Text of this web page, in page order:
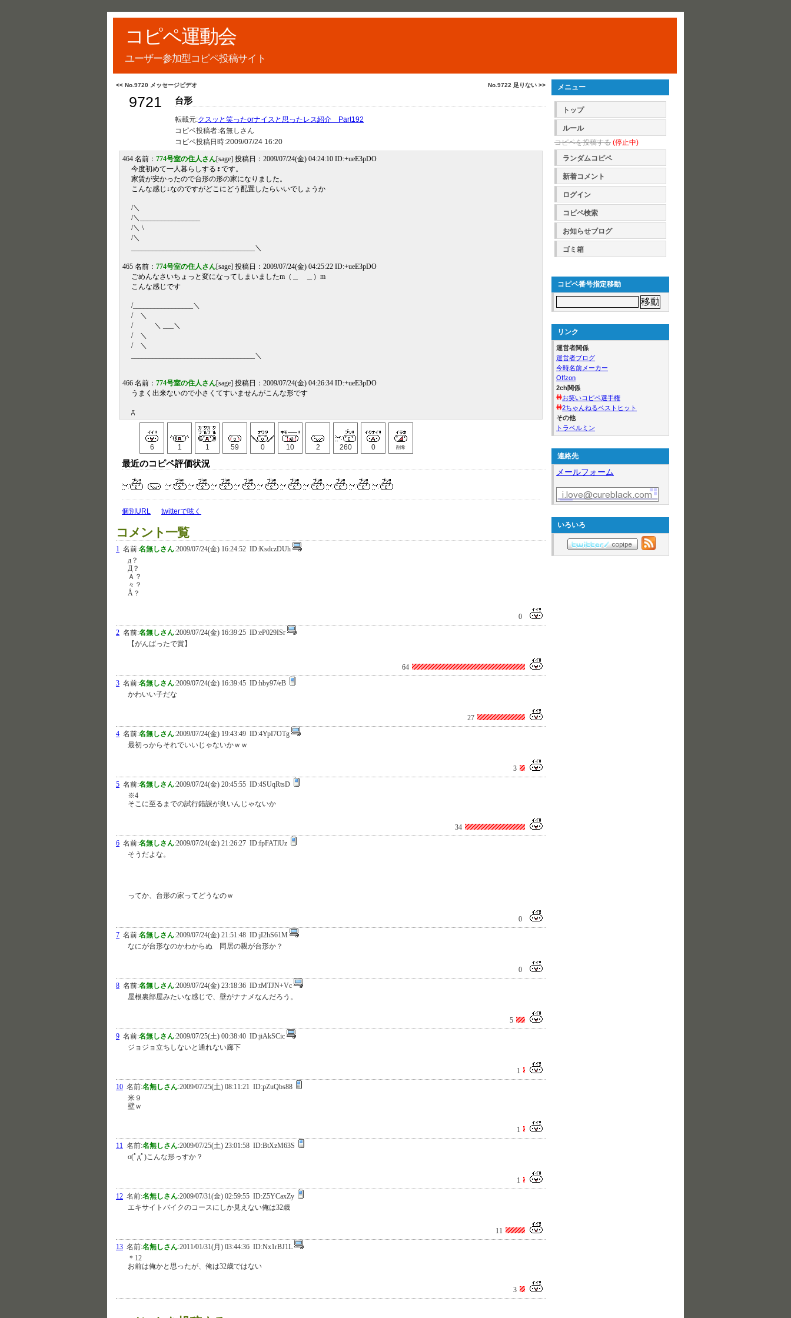
コピペ運動会
ユーザー参加型コピペ投稿サイト
No.9722 足りない >>
<< No.9720 メッセージビデオ
9721 台形
転載元:クスッと笑ったorナイスと思ったレス紹介 Part192
コピペ投稿者:名無しさん
コピペ投稿日時:2009/07/24 16:20
464 名前： 774号室の住人さん[sage] 投稿日：2009/07/24(金) 04:24:10 ID:+ueE3pDO
今度初めて一人暮らしする♀です。
家賃が安かったので台形の形の家になりました。
こんな感じ↓なのですがどこにどう配置したらいいでしょうか
/＼
/＼_________________
/＼ \
/＼
___________________________________＼
465 名前： 774号室の住人さん[sage] 投稿日：2009/07/24(金) 04:25:22 ID:+ueE3pDO
ごめんなさいちょっと変になってしまいましたm（＿ ＿）m
こんな感じです
/_________________＼
/ ＼
/ ＼ ___＼
/ ＼
/ ＼
___________________________________＼
466 名前： 774号室の住人さん[sage] 投稿日：2009/07/24(金) 04:26:34 ID:+ueE3pDO
うまく出来ないので小さくてすいませんがこんな形です
д
6 1 1 59 0 10 2 260 0 削希
最近のコピペ評価状況
個別URL twitterで呟く
コメント一覧
1 名前:名無しさん:2009/07/24(金) 16:24:52 ID:KsdczDUh
д？
Д？
Ａ？
々？
Å？
0
2 名前:名無しさん:2009/07/24(金) 16:39:25 ID:eP029ISr
【がんばったで賞】
64
3 名前:名無しさん:2009/07/24(金) 16:39:45 ID:hby97/eB
かわいい子だな
27
4 名前:名無しさん:2009/07/24(金) 19:43:49 ID:4YpI7OTg
最初っからそれでいいじゃないかｗｗ
3
5 名前:名無しさん:2009/07/24(金) 20:45:55 ID:4SUqRtsD
※4
そこに至るまでの試行錯誤が良いんじゃないか
34
6 名前:名無しさん:2009/07/24(金) 21:26:27 ID:fpFATlUz
そうだよな。
ってか、台形の家ってどうなのｗ
0
7 名前:名無しさん:2009/07/24(金) 21:51:48 ID:jI2hS61M
なにが台形なのかわからぬ 同居の親が台形か？
0
8 名前:名無しさん:2009/07/24(金) 23:18:36 ID:tMTJN+Vc
屋根裏部屋みたいな感じで、壁がナナメなんだろう。
5
9 名前:名無しさん:2009/07/25(土) 00:38:40 ID:jiAkSCic
ジョジョ立ちしないと通れない廊下
1
10 名前:名無しさん:2009/07/25(土) 08:11:21 ID:pZuQbs88
米９
壁ｗ
1
11 名前:名無しさん:2009/07/25(土) 23:01:58 ID:BtXzM63S
σ(ﾟдﾟ)こんな形っすか？
1
12 名前:名無しさん:2009/07/31(金) 02:59:55 ID:Z5YCaxZy
エキサイトバイクのコースにしか見えない俺は32歳
11
13 名前:名無しさん:2011/01/31(月) 03:44:36 ID:Nx1rBJ1L
＊12
お前は俺かと思ったが、俺は32歳ではない
3
メニュー
トップ
ルール
コピペを投稿する (停止中)
ランダムコピペ
新着コメント
ログイン
コピペ検索
お知らせブログ
ゴミ箱
コピペ番号指定移動
リンク
運営者関係
運営者ブログ
今時名前メーカー
Offzon
2ch関係
お笑いコピペ選手権
2ちゃんねるベストヒット
その他
トラベルミン
連絡先
メールフォーム
いろいろ